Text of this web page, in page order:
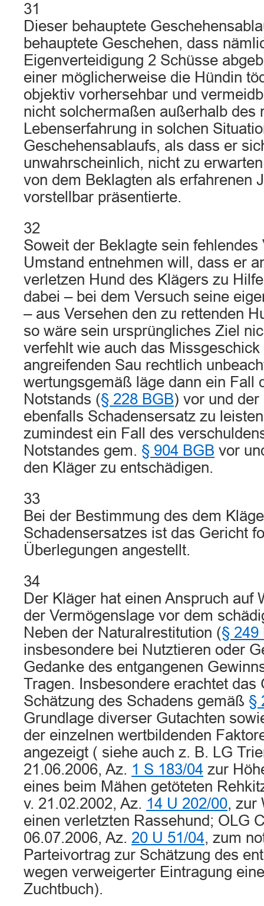
31
Dieser behauptete
behauptete Geschehen, dass
Eigenverteidigung 2 Schüsse
einer möglicherweise die Hündin
objektiv vorhersehbar und
nicht solchermaßen außerhalb des
Lebenserfahrung in solchen
Geschehensablaufs, als dass er
unwahrscheinlich, nicht zu
von dem Beklagten als erfahrenen
vorstellbar präsentierte.
32
Soweit der Beklagte sein fehlendes
Umstand entnehmen will, dass er
verletzen Hund des Klägers zu
dabei – bei dem Versuch seine
– aus Versehen den zu rettenden
so wäre sein ursprüngliches Ziel
verfehlt wie auch das
angreifenden Sau rechtlich
wertungsgemäß läge dann ein Fall
Notstands (§ 228 BGB) vor und der
ebenfalls Schadensersatz zu
zumindest ein Fall des
Notstandes gem. § 904 BGB vor
den Kläger zu entschädigen.
33
Bei der Bestimmung des dem
Schadensersatzes ist das Gericht
Überlegungen angestellt.
34
Der Kläger hat einen Anspruch auf
der Vermögenslage vor dem
Neben der Naturalrestitution (§ 249
insbesondere bei Nutztieren oder
Gedanke des entgangenen
Tragen. Insbesondere erachtet das
Schätzung des Schadens gemäß §
Grundlage diverser Gutachten
der einzelnen wertbildenden
angezeigt ( siehe auch z. B. LG
21.06.2006, Az. 1 S 183/04 zur
eines beim Mähen getöteten
v. 21.02.2002, Az. 14 U 202/00, zur
einen verletzten Rassehund; OLG
06.07.2006, Az. 20 U 51/04, zum
Parteivortrag zur Schätzung des
wegen verweigerter Eintragung
Zuchtbuch).